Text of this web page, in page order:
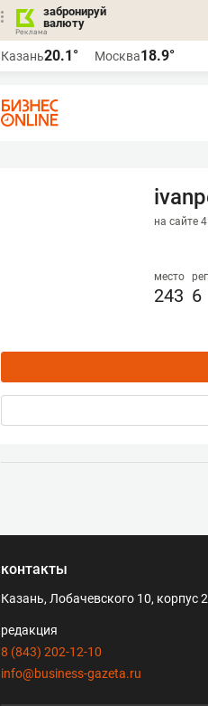
забронируй
валюту
Казань20.1° Москва18.9°
на сайте
место
243 6
контакты
Казань, Лобачевского 10, корпус 2
редакция
8 (843) 202-12-10
info@business-gazeta.ru